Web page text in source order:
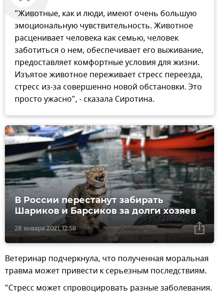
"Животные, как и люди, имеют очень большую
эмоциональную чувствительность. Животное
расценивает человека как семью, человек
заботиться о нем, обеспечивает его выживание,
предоставляет комфортные условия для жизни.
Изъятое животное переживает стресс переезда,
стресс из-за совершенно новой обстановки. Это
просто ужасно", - сказала Сиротина.
28 января 2021, 12:58
В России перестанут забирать
Шариков и Барсиков за долги хозяев
Ветеринар подчеркнула, что полученная моральная
травма может привести к серьезным последствиям.
"Стресс может спровоцировать разные заболевания.